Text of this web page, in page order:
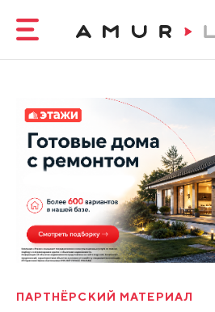
ПАРТНЁРСКИЙ МАТЕРИАЛ